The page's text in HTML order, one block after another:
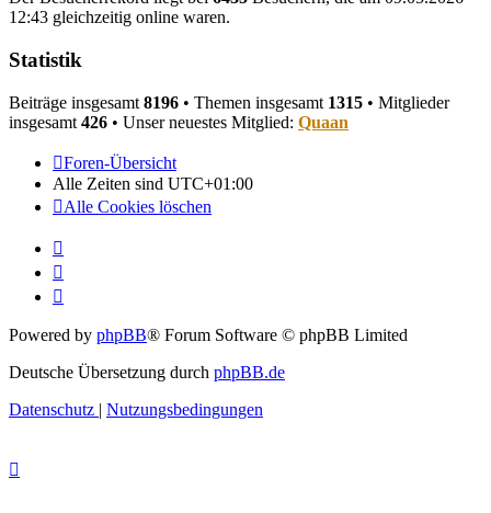
12:43 gleichzeitig online waren.
Statistik
Beiträge insgesamt 8196 • Themen insgesamt 1315 • Mitglieder
insgesamt 426 • Unser neuestes Mitglied: Quaan
Foren-Übersicht
Alle Zeiten sind UTC+01:00
Alle Cookies löschen
Powered by phpBB® Forum Software © phpBB Limited
Deutsche Übersetzung durch phpBB.de
Datenschutz | Nutzungsbedingungen